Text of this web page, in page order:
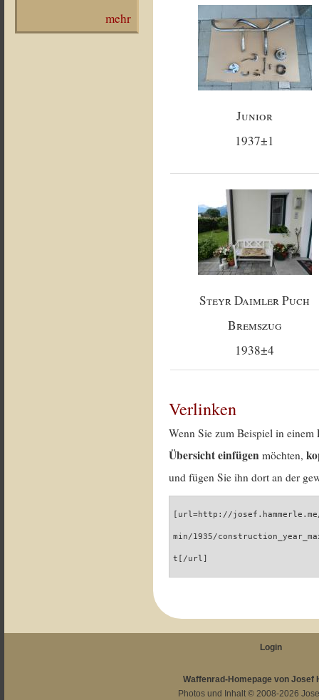
mehr
Junior
1937±1
Steyr Daimler Puch
Bremszug
1938±4
Verlinken
Wenn Sie zum Beispiel in
Übersicht einfügen möchten,
und fügen Sie ihn dort an der
[url=http://
min/1935/
t[/url]
Login
Waffenrad-Homepage von Josef
Photos und Inhalt © 2008-2026